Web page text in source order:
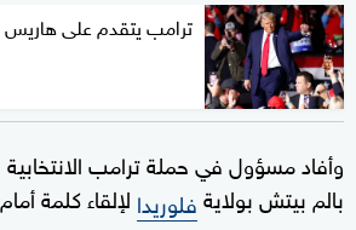
ترامب يتقدم على
وأفاد مسؤول في حملة ترامب الانتخابية
بالم بيتش بولايةفلوريدا لإلقاء كلمة